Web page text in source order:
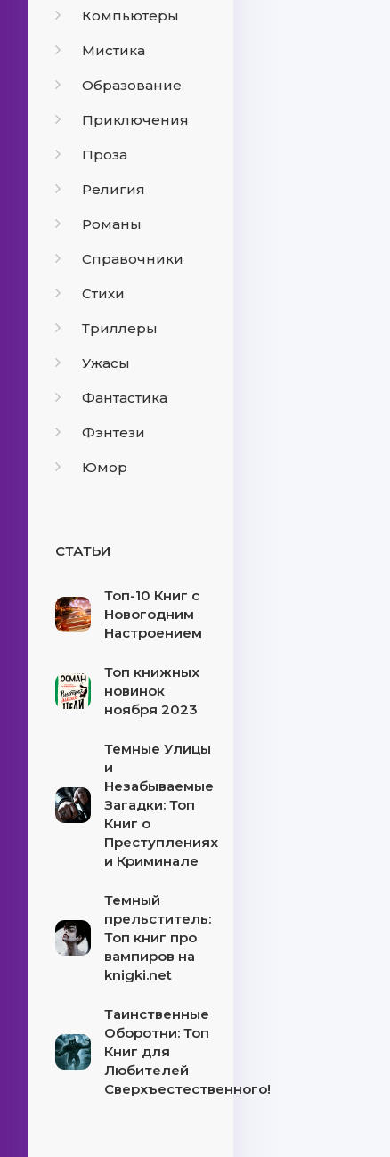
Компьютеры
Мистика
Образование
Приключения
Проза
Религия
Романы
Справочники
Стихи
Триллеры
Ужасы
Фантастика
Фэнтези
Юмор
СТАТЬИ
Топ-10 Книг с
Новогодним
Настроением
Топ книжных
новинок
ноября 2023
Темные Улицы
и
Незабываемые
Загадки: Топ
Книг о
Преступлениях
и Криминале
Темный
прельститель:
Топ книг про
вампиров на
knigki.net
Таинственные
Оборотни: Топ
Книг для
Любителей
Сверхъестественного!